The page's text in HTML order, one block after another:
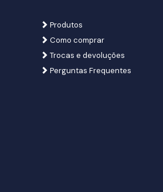
Produtos
Como comprar
Trocas e devoluções
Perguntas Frequentes